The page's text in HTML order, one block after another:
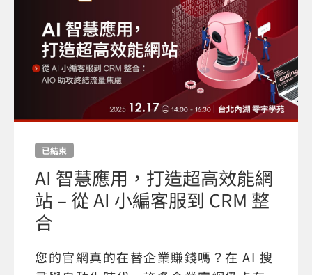
已結束
AI 智慧應用，打造超高效能網
站 – 從 AI 小編客服到 CRM 整
合
您的官網真的在替企業賺錢嗎？在 AI 搜